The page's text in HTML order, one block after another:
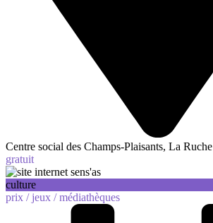
Centre social des Champs-Plaisants, La Ruche
gratuit
culture
prix /jeux /médiathèques